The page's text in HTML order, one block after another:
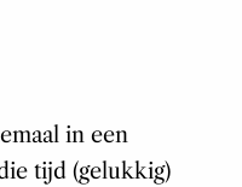
in een
tijd (gelukkig)